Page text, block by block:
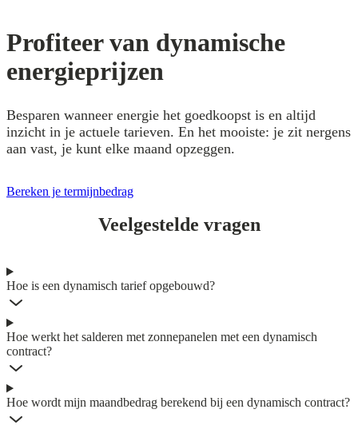
Profiteer van dynamische
energieprijzen
Besparen wanneer energie het goedkoopst is en altijd
inzicht in je actuele tarieven. En het mooiste: je zit nergens
aan vast, je kunt elke maand opzeggen.
Bereken je termijnbedrag
Veelgestelde vragen
Hoe is een dynamisch tarief opgebouwd?
Hoe werkt het salderen met zonnepanelen met een dynamisch
contract?
Hoe wordt mijn maandbedrag berekend bij een dynamisch contract?